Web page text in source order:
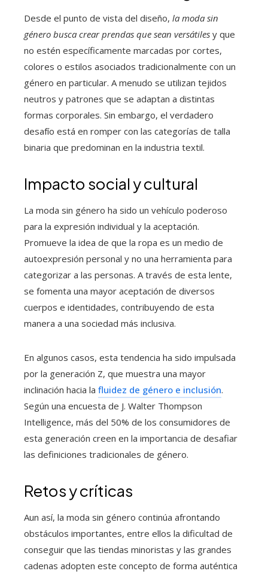
Desde el punto de vista del diseño, la moda sin
género busca crear prendas que sean versátiles y que
no estén específicamente marcadas por cortes,
colores o estilos asociados tradicionalmente con un
género en particular. A menudo se utilizan tejidos
neutros y patrones que se adaptan a distintas
formas corporales. Sin embargo, el verdadero
desafío está en romper con las categorías de talla
binaria que predominan en la industria textil.
Impacto social y cultural
La moda sin género ha sido un vehículo poderoso
para la expresión individual y la aceptación.
Promueve la idea de que la ropa es un medio de
autoexpresión personal y no una herramienta para
categorizar a las personas. A través de esta lente,
se fomenta una mayor aceptación de diversos
cuerpos e identidades, contribuyendo de esta
manera a una sociedad más inclusiva.
En algunos casos, esta tendencia ha sido impulsada
por la generación Z, que muestra una mayor
inclinación hacia la fluidez de género e inclusión.
Según una encuesta de J. Walter Thompson
Intelligence, más del 50% de los consumidores de
esta generación creen en la importancia de desafiar
las definiciones tradicionales de género.
Retos y críticas
Aun así, la moda sin género continúa afrontando
obstáculos importantes, entre ellos la dificultad de
conseguir que las tiendas minoristas y las grandes
cadenas adopten este concepto de forma auténtica